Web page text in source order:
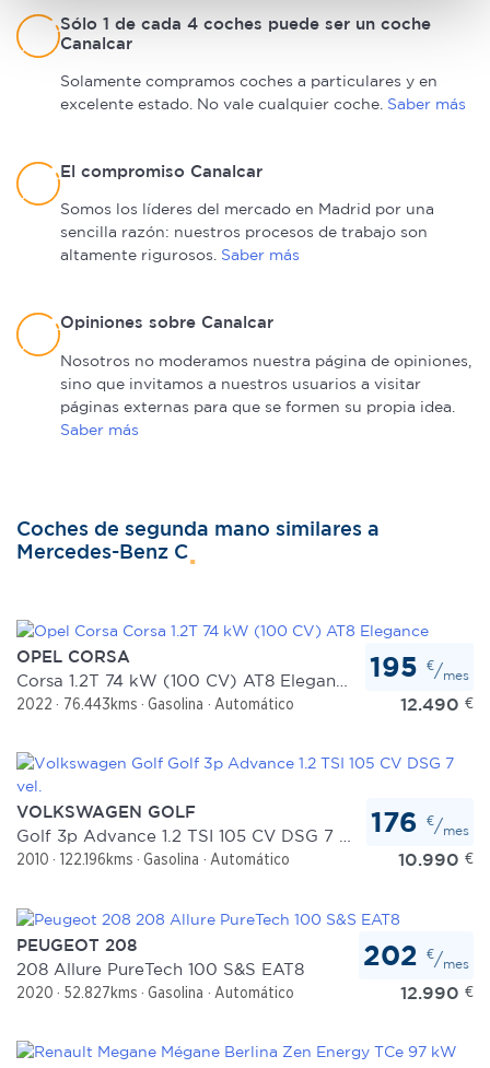
Obtenga más información sobre cómo se procesan sus
datos personales y establezca sus preferencias en la
sección de datos. Puede cambiar o retirar su
consentimiento en cualquier momento en la Declaración
Las cookies de este sitio web se usan para personalizar
el contenido y los anuncios, ofrecer funciones de redes
sociales y analizar el tráfico. Además, compartimos
información sobre el uso que haga del sitio web con
web, quienes pueden combinarla con otra información
que les haya proporcionado o que hayan recopilado a
partir del uso que haya hecho de sus servicios.
Sólo 1 de cada 4 coches puede ser un coche
Canalcar
Solamente compramos coches a particulares y en
excelente estado. No vale cualquier coche. Saber más
El compromiso Canalcar
Somos los líderes del mercado en Madrid por una
sencilla razón: nuestros procesos de trabajo son
altamente rigurosos. Saber más
Opiniones sobre Canalcar
Nosotros no moderamos nuestra página de opiniones,
sino que invitamos a nuestros usuarios a visitar
páginas externas para que se formen su propia idea.
Saber más
Coches de segunda mano similares a
Mercedes-Benz C
OPEL CORSA
2022 76.443kms Gasolina Automático 12.490 €
195 €/mes
VOLKSWAGEN GOLF
2010 122.196kms Gasolina Automático 10.990 €
176 €/mes
PEUGEOT 208
208 Allure PureTech 100 S&S EAT8
2020 52.827kms Gasolina Automático 12.990 €
202 €/mes